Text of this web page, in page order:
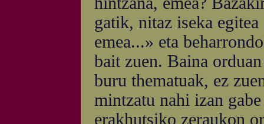
gatik, nitaz iseka
emea...» eta
bait zuen. Baina
buru thematuak, ez
mintzatu nahi izan
erakhutsiko zeraukon